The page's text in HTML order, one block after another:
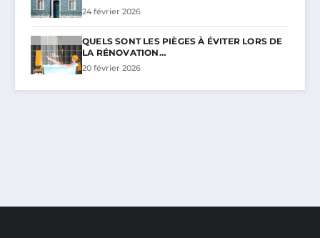
24 février 2026
QUELS SONT LES PIÈGES À ÉVITER LORS DE
LA RÉNOVATION…
20 février 2026